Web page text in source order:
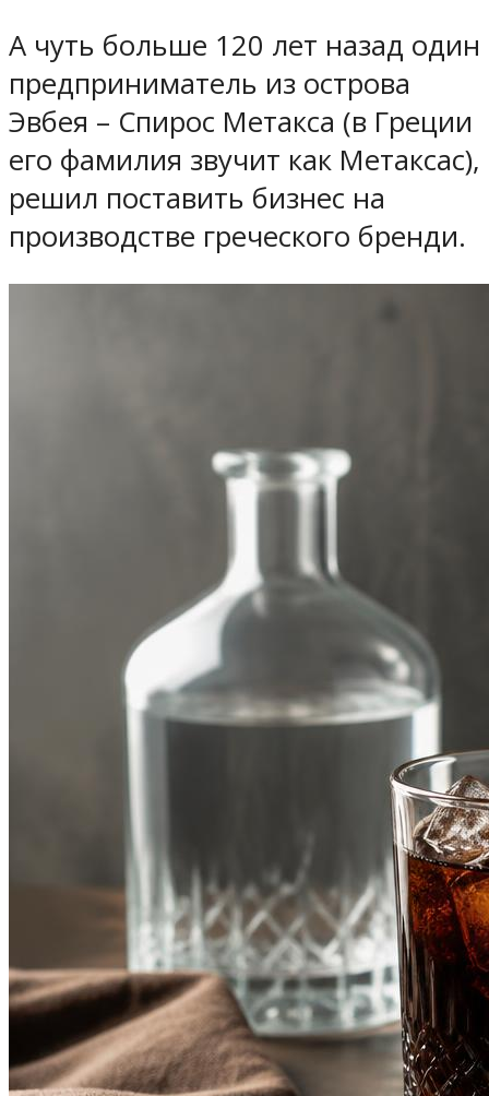
А чуть больше 120 лет назад один
предприниматель из острова
Эвбея – Спирос Метакса (в Греции
его фамилия звучит как Метаксас),
решил поставить бизнес на
производстве греческого бренди.